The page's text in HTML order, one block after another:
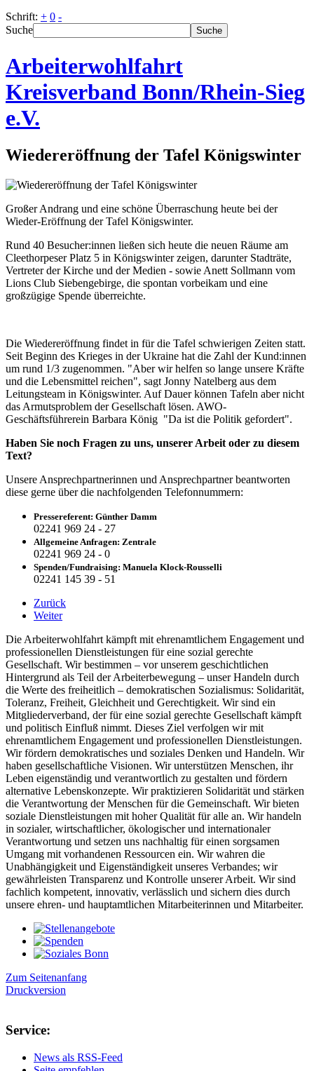
Schrift: + 0 -
Suche
Suche
Arbeiterwohlfahrt
Kreisverband Bonn/Rhein-Sieg
e.V.
Wiedereröffnung der Tafel Königswinter
Großer Andrang und eine schöne Überraschung heute bei der
Wieder-Eröffnung der Tafel Königswinter.
Rund 40 Besucher:innen ließen sich heute die neuen Räume am
Cleethorpeser Platz 5 in Königswinter zeigen, darunter Stadträte,
Vertreter der Kirche und der Medien - sowie Anett Sollmann vom
Lions Club Siebengebirge, die spontan vorbeikam und eine
großzügige Spende überreichte.
Die Wiedereröffnung findet in für die Tafel schwierigen Zeiten statt.
Seit Beginn des Krieges in der Ukraine hat die Zahl der Kund:innen
um rund 1/3 zugenommen. "Aber wir helfen so lange unsere Kräfte
und die Lebensmittel reichen", sagt Jonny Natelberg aus dem
Leitungsteam in Königswinter. Auf Dauer können Tafeln aber nicht
das Armutsproblem der Gesellschaft lösen. AWO-
Geschäftsführerein Barbara König "Da ist die Politik gefordert".
Haben Sie noch Fragen zu uns, unserer Arbeit oder zu diesem
Text?
Unsere Ansprechpartnerinnen und Ansprechpartner beantworten
diese gerne über die nachfolgenden Telefonnummern:
Pressereferent: Günther Damm
02241 969 24 - 27
Allgemeine Anfragen: Zentrale
02241 969 24 - 0
Spenden/Fundraising: Manuela Klock-Rousselli
02241 145 39 - 51
Zurück
Weiter
Die Arbeiterwohlfahrt kämpft mit ehrenamtlichem Engagement und
professionellen Dienstleistungen für eine sozial gerechte
Gesellschaft. Wir bestimmen – vor unserem geschichtlichen
Hintergrund als Teil der Arbeiterbewegung – unser Handeln durch
die Werte des freiheitlich – demokratischen Sozialismus: Solidarität,
Toleranz, Freiheit, Gleichheit und Gerechtigkeit. Wir sind ein
Mitgliederverband, der für eine sozial gerechte Gesellschaft kämpft
und politisch Einfluß nimmt. Dieses Ziel verfolgen wir mit
ehrenamtlichem Engagement und professionellen Dienstleistungen.
Wir fördern demokratisches und soziales Denken und Handeln. Wir
haben gesellschaftliche Visionen. Wir unterstützen Menschen, ihr
Leben eigenständig und verantwortlich zu gestalten und fördern
alternative Lebenskonzepte. Wir praktizieren Solidarität und stärken
die Verantwortung der Menschen für die Gemeinschaft. Wir bieten
soziale Dienstleistungen mit hoher Qualität für alle an. Wir handeln
in sozialer, wirtschaftlicher, ökologischer und internationaler
Verantwortung und setzen uns nachhaltig für einen sorgsamen
Umgang mit vorhandenen Ressourcen ein. Wir wahren die
Unabhängigkeit und Eigenständigkeit unseres Verbandes; wir
gewährleisten Transparenz und Kontrolle unserer Arbeit. Wir sind
fachlich kompetent, innovativ, verlässlich und sichern dies durch
unsere ehren- und hauptamtlichen Mitarbeiterinnen und Mitarbeiter.
Zum Seitenanfang
Druckversion
Service:
News als RSS-Feed